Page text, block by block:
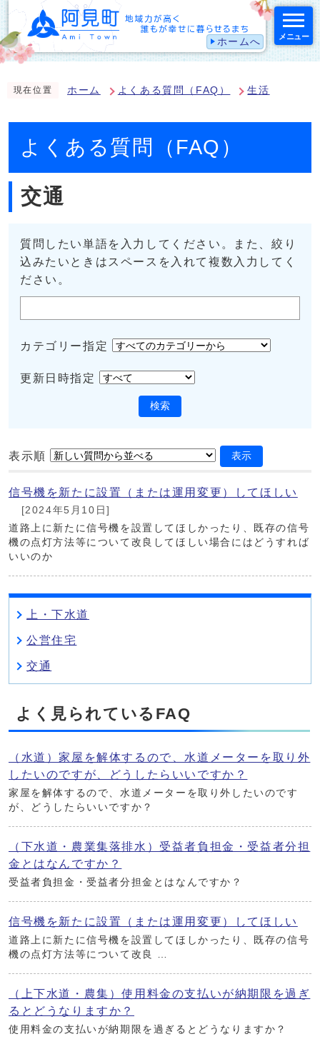
ホームへ メニュー
現在位置 ホーム よくある質問（FAQ） 生活
よくある質問（FAQ）
交通
質問したい単語を入力してください。また、絞り
込みたいときはスペースを入れて複数入力してく
ださい。
カテゴリー指定
更新日時指定
検索
表示順 表示
信号機を新たに設置（または運用変更）してほしい
[2024年5月10日]
道路上に新たに信号機を設置してほしかったり、既存の信号
機の点灯方法等について改良してほしい場合にはどうすれば
いいのか
上・下水道
公営住宅
交通
よく見られているFAQ
（水道）家屋を解体するので、水道メーターを取り外
したいのですが、どうしたらいいですか？
家屋を解体するので、水道メーターを取り外したいのです
が、どうしたらいいですか？
（下水道・農業集落排水）受益者負担金・受益者分担
金とはなんですか？
受益者負担金・受益者分担金とはなんですか？
信号機を新たに設置（または運用変更）してほしい
道路上に新たに信号機を設置してほしかったり、既存の信号
機の点灯方法等について改良 …
（上下水道・農集）使用料金の支払いが納期限を過ぎ
るとどうなりますか？
使用料金の支払いが納期限を過ぎるとどうなりますか？